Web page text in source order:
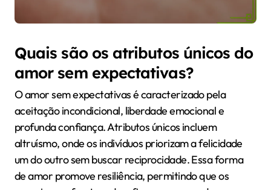
Quais são os atributos únicos do
amor sem expectativas?
O amor sem expectativas é caracterizado pela
aceitação incondicional, liberdade emocional e
profunda confiança. Atributos únicos incluem
altruísmo, onde os indivíduos priorizam a felicidade
um do outro sem buscar reciprocidade. Essa forma
de amor promove resiliência, permitindo que os